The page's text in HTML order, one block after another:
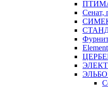
Сенат,